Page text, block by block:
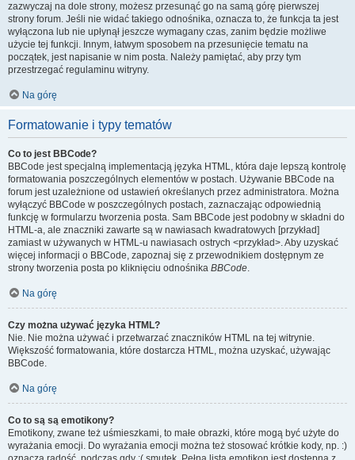
zazwyczaj na dole strony, możesz przesunąć go na samą górę pierwszej
strony forum. Jeśli nie widać takiego odnośnika, oznacza to, że funkcja ta jest
wyłączona lub nie upłynął jeszcze wymagany czas, zanim będzie możliwe
użycie tej funkcji. Innym, łatwym sposobem na przesunięcie tematu na
początek, jest napisanie w nim posta. Należy pamiętać, aby przy tym
przestrzegać regulaminu witryny.
Na górę
Formatowanie i typy tematów
Co to jest BBCode?
BBCode jest specjalną implementacją języka HTML, która daje lepszą kontrolę
formatowania poszczególnych elementów w postach. Używanie BBCode na
forum jest uzależnione od ustawień określanych przez administratora. Można
wyłączyć BBCode w poszczególnych postach, zaznaczając odpowiednią
funkcję w formularzu tworzenia posta. Sam BBCode jest podobny w składni do
HTML-a, ale znaczniki zawarte są w nawiasach kwadratowych [przykład]
zamiast w używanych w HTML-u nawiasach ostrych <przykład>. Aby uzyskać
więcej informacji o BBCode, zapoznaj się z przewodnikiem dostępnym ze
strony tworzenia posta po kliknięciu odnośnika BBCode.
Na górę
Czy można używać języka HTML?
Nie. Nie można używać i przetwarzać znaczników HTML na tej witrynie.
Większość formatowania, które dostarcza HTML, można uzyskać, używając
BBCode.
Na górę
Co to są są emotikony?
Emotikony, zwane też uśmieszkami, to małe obrazki, które mogą być użyte do
wyrażania emocji. Do wyrażania emocji można też stosować krótkie kody, np. :)